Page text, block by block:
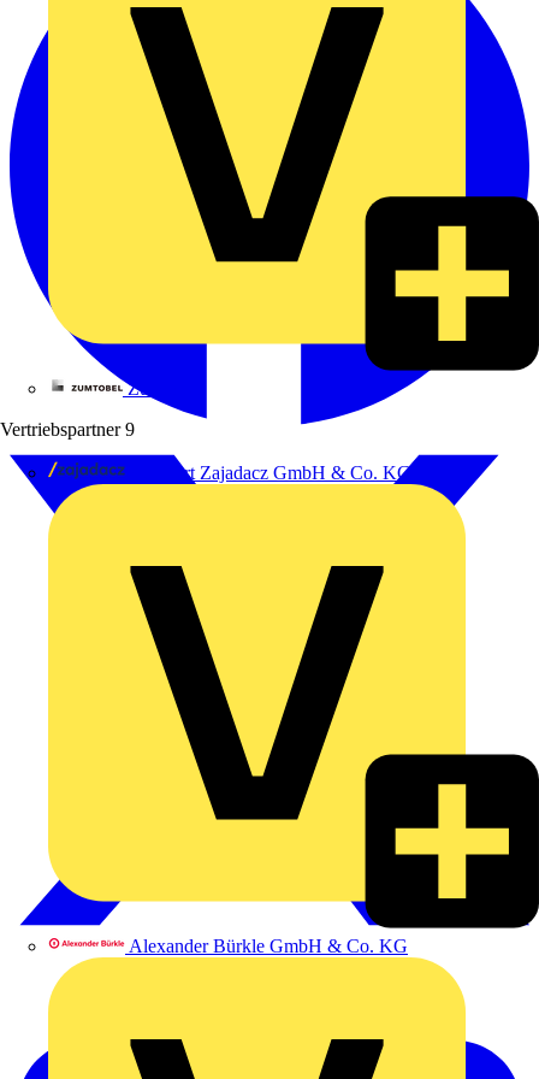
Zumtobel
Vertriebspartner 9
Adalbert Zajadacz GmbH & Co. KG
Alexander Bürkle GmbH & Co. KG